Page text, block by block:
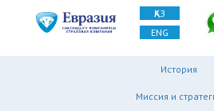
ҚАЗ
ENG
История
Миссия и